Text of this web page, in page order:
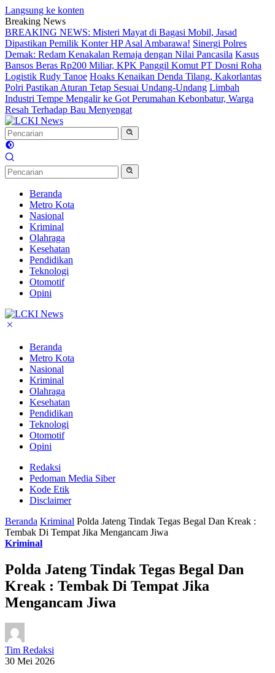
Langsung ke konten
Breaking News
BREAKING NEWS: Misteri Mayat di Bagasi Mobil, Jasad
Dipastikan Pemilik Konter HP Asal Ambarawa! Sinergi Polres
Demak: Redam Kenakalan Remaja dengan Nilai Pancasila Kasus
Bansos Beras Rp200 Miliar, KPK Panggil Komut PT Dosni Roha
Logistik Rudy Tanoe Hoaks Kenaikan Denda Tilang, Kakorlantas
Polri Pastikan Aturan Tetap Sesuai Undang-Undang Limbah
Industri Tempe Mengalir ke Got Perumahan Kebonbatur, Warga
Resah Terhadap Bau Menyengat
Beranda
Metro Kota
Nasional
Kriminal
Olahraga
Kesehatan
Pendidikan
Teknologi
Otomotif
Opini
Beranda
Metro Kota
Nasional
Kriminal
Olahraga
Kesehatan
Pendidikan
Teknologi
Otomotif
Opini
Redaksi
Pedoman Media Siber
Kode Etik
Disclaimer
Beranda Kriminal Polda Jateng Tindak Tegas Begal Dan Kreak :
Tembak Di Tempat Jika Mengancam Jiwa
Kriminal
Polda Jateng Tindak Tegas Begal Dan
Kreak : Tembak Di Tempat Jika
Mengancam Jiwa
Tim Redaksi
30 Mei 2026